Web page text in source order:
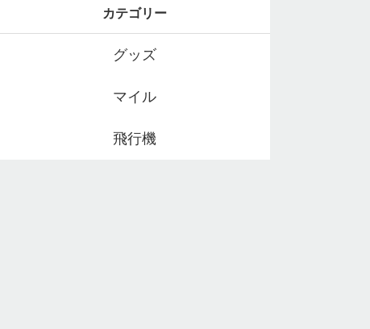
カテゴリー
グッズ
マイル
飛行機